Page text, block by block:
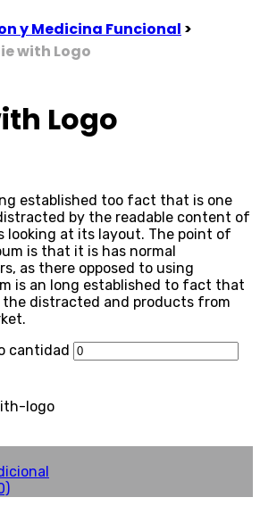
y Medicina Funcional >
with Logo
Logo
established too fact that is one
by the readable content of
looking at its layout. The point of
is that it is has normal
as there opposed to using
is an long established to fact that
the distracted and products from
cantidad
logo